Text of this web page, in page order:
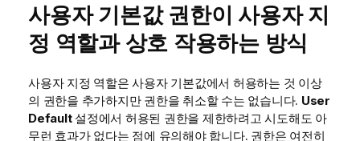
사용자 기본값 권한이 사용자 지
정 역할과 상호 작용하는 방식
사용자 지정 역할은 사용자 기본값에서 허용하는 것 이상
의 권한을 추가하지만 권한을 취소할 수는 없습니다. User
Default설정에서 허용된 권한을 제한하려고 시도해도 아
무런 효과가 없다는 점에 유의해야 합니다. 권한은 여전히